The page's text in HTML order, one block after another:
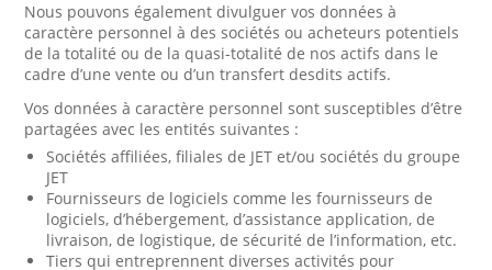
Nous pouvons également divulguer vos données à
caractère personnel à des sociétés ou acheteurs potentiels
de la totalité ou de la quasi-totalité de nos actifs dans le
cadre d’une vente ou d’un transfert desdits actifs.
Vos données à caractère personnel sont susceptibles d’être
partagées avec les entités suivantes :
Sociétés affiliées, filiales de JET et/ou sociétés du groupe
JET
Fournisseurs de logiciels comme les fournisseurs de
logiciels, d’hébergement, d’assistance application, de
livraison, de logistique, de sécurité de l’information, etc.
Tiers qui entreprennent diverses activités pour